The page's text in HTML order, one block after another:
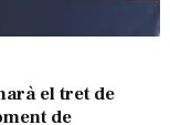
el tret de
de